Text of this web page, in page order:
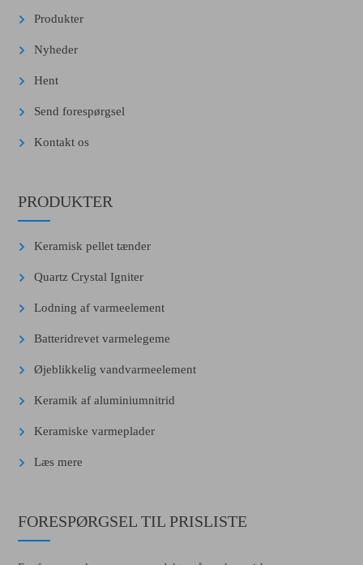
Produkter
Nyheder
Hent
Send forespørgsel
Kontakt os
PRODUKTER
Keramisk pellet tænder
Quartz Crystal Igniter
Lodning af varmeelement
Batteridrevet varmelegeme
Øjeblikkelig vandvarmeelement
Keramik af aluminiumnitrid
Keramiske varmeplader
Læs mere
FORESPØRGSEL TIL PRISLISTE